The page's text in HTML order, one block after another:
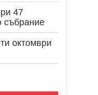
47
събрание
октомври